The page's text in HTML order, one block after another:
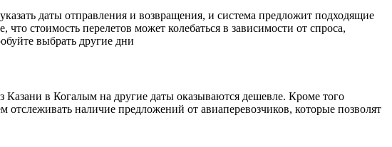
даты отправления и возвращения, и система предложит подходящие
стоимость перелетов может колебаться в зависимости от спроса,
выбрать другие дни
в Когалым на другие даты оказываются дешевле. Кроме того
наличие предложений от авиаперевозчиков, которые позволят